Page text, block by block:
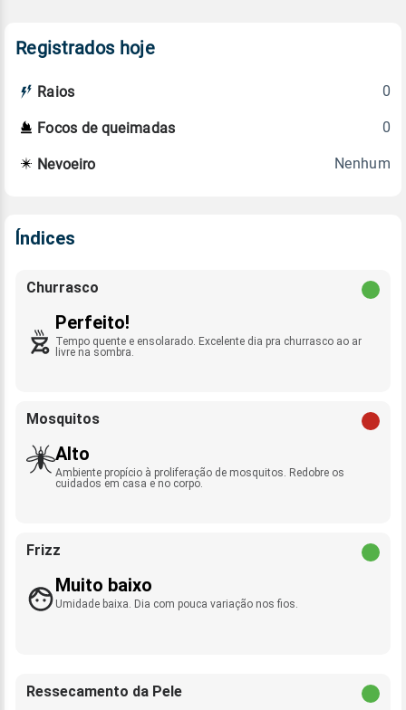
Registrados hoje
Raios 0
Focos de queimadas 0
Nevoeiro Nenhum
Índices
Churrasco
Perfeito!
Tempo quente e ensolarado. Excelente dia pra churrasco ao ar
livre na sombra.
Mosquitos
Alto
Ambiente propício à proliferação de mosquitos. Redobre os
cuidados em casa e no corpo.
Frizz
Muito baixo
Umidade baixa. Dia com pouca variação nos fios.
Ressecamento da Pele